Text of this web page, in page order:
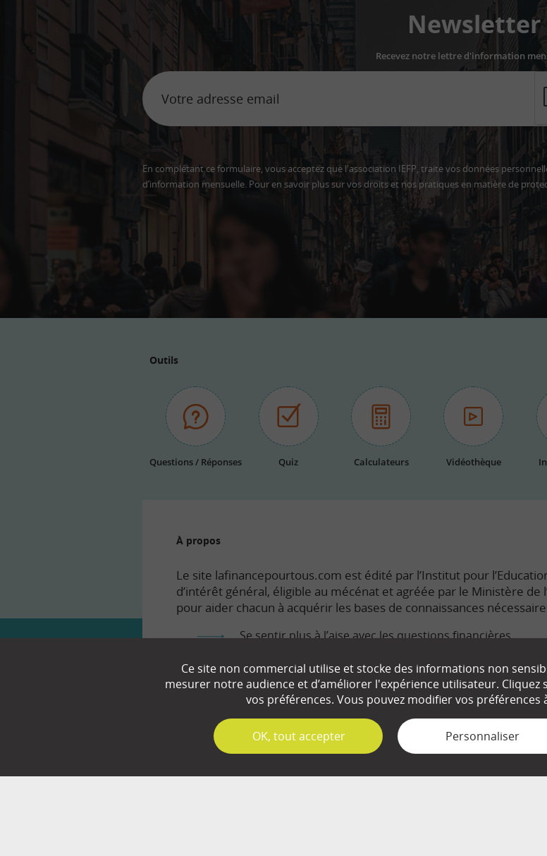
Newsletter
Recevez notre lettre d'information
En complétant ce formulaire, vous acceptez que l'association IEFP, traite vos données
d’information mensuelle. Pour en savoir plus sur vos droits et nos pratiques en matière de
Outils
Questions / Réponses Quiz Calculateurs Vidéothèque
À propos
Le site lafinancepourtous.com est édité par l’Institut pour
d’intérêt général, éligible au mécénat et agréée par le Ministère de
pour aider chacun à acquérir les bases de connaissances
Se sentir plus à l’aise avec les questions financières.
Comprendre les enjeux économiques du monde dans
Prendre en toute connaissance de cause les décisions
Ce site non commercial utilise et stocke des informations non
mesurer notre audience et d’améliorer l'expérience utilisateur.
vos préférences. Vous pouvez modifier vos
✓
OK, tout accepter Personnaliser